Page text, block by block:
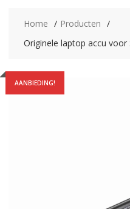
Home
Producten
Originele laptop accu voor
AANBIEDING!